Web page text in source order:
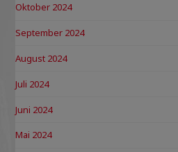
Oktober 2024
September 2024
August 2024
Juli 2024
Juni 2024
Mai 2024